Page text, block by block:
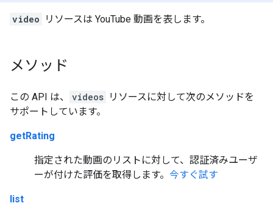
video リソースは YouTube 動画を表します。
メソッド
この API は、 videos リソースに対して次のメソッドを
サポートしています。
getRating
指定された動画のリストに対して、認証済みユーザ
ーが付けた評価を取得します。 今すぐ試す
list